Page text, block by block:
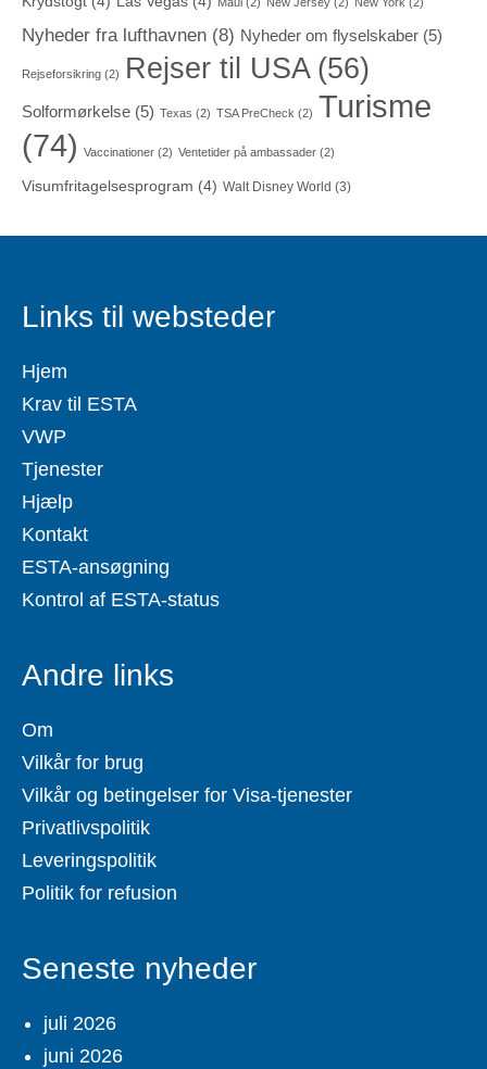
Nyheder fra lufthavnen (8) Nyheder om flyselskaber (5)
Rejseforsikring (2) Rejser til USA(56)
Solformørkelse (5) Texas (2) TSA PreCheck (2) Turisme
(74) Vaccinationer (2) Ventetider på ambassader (2)
Visumfritagelsesprogram (4) Walt Disney World (3)
Links til websteder
Hjem
Krav til ESTA
VWP
Tjenester
Hjælp
Kontakt
ESTA-ansøgning
Kontrol af ESTA-status
Andre links
Om
Vilkår for brug
Vilkår og betingelser for Visa-tjenester
Privatlivspolitik
Leveringspolitik
Politik for refusion
Seneste nyheder
juli 2026
juni 2026